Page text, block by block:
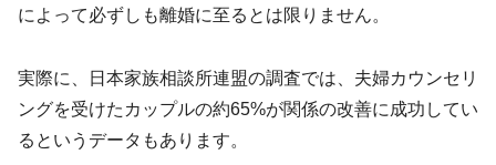
によって必ずしも離婚に至るとは限りません。
実際に、日本家族相談所連盟の調査では、夫婦カウンセリ
ングを受けたカップルの約65%が関係の改善に成功してい
るというデータもあります。